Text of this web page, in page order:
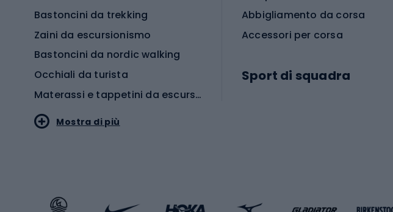
Bastoncini da trekking
Zaini da escursionismo
Bastoncini da nordic walking
Occhiali da turista
Materassi e tappetini da escursionismo
Accessori Sportstyle
Abbigliamento da corsa
Accessori per corsa
Sport di squadra
Abbigliamento da basket
Mostra di più